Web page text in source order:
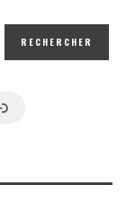
RECHERCHER
News